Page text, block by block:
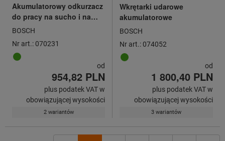
Akumulatorowy odkurzacz
do pracy na sucho i na
mokro
BOSCH
Nr art.: 070231
od
954,82 PLN
plus podatek VAT w
obowiązującej wysokości
2 wariantów
Wkrętarki udarowe
akumulatorowe
BOSCH
Nr art.: 074052
od
1 800,40 PLN
plus podatek VAT w
obowiązującej wysokości
3 wariantów